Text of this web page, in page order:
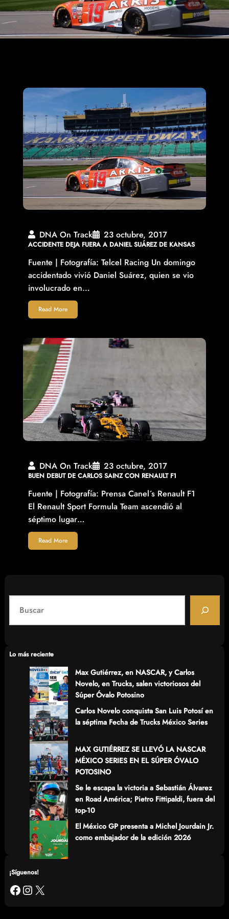
DNA On Track 23 octubre, 2017
ACCIDENTE DEJA FUERA A DANIEL SUÁREZ DE KANSAS
Fuente | Fotografía: Telcel Racing Un domingo
accidentado vivió Daniel Suárez, quien se vio
involucrado en…
Read More
DNA On Track 23 octubre, 2017
BUEN DEBUT DE CARLOS SAINZ CON RENAULT F1
Fuente | Fotografía: Prensa Canel´s Renault F1
El Renault Sport Formula Team ascendió al
séptimo lugar…
Read More
a
cLo más reciente
Max Gutiérrez, en NASCAR, y Carlos
Novelo, en Trucks, salen victoriosos del
Súper Óvalo Potosino
Carlos Novelo conquista San Luis Potosí en
la séptima Fecha de Trucks México Series
MAX GUTIÉRREZ SE LLEVÓ LA NASCAR
MÉXICO SERIES EN EL SÚPER ÓVALO
POTOSINO
Se le escapa la victoria a Sebastián Álvarez
en Road América; Pietro Fittipaldi, fuera del
top-10
El México GP presenta a Michel Jourdain Jr.
como embajador de la edición 2026
¡Síguenos!
Facebook Instagram X